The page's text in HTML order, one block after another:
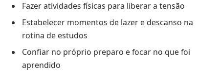
Fazer atividades físicas para liberar a tensão
Estabelecer momentos de lazer e descanso na
rotina de estudos
Confiar no próprio preparo e focar no que foi
aprendido